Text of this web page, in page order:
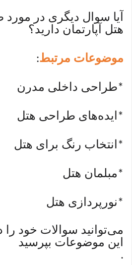
آیا سوال دیگری در
هتل آپارتمان دارید؟
موضوعات مرتبط:
*طراحی داخلی مدرن
* ایده‌های طراحی هتل
* انتخاب رنگ برای هتل
*مبلمان هتل
*نورپردازی هتل
می‌توانید سوالات خود را
این موضوعات بپرسید
.